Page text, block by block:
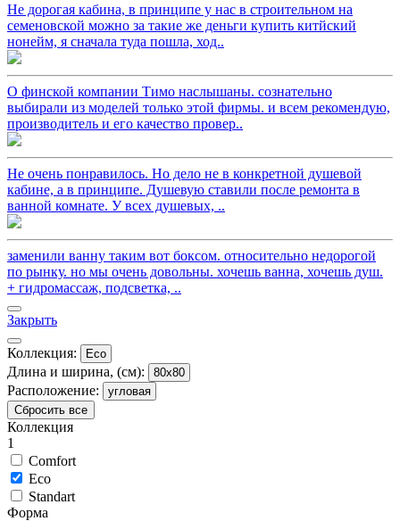
Не дорогая кабина, в принципе у нас в строительном на
семеновской можно за такие же деньги купить китйский
нонейм, я сначала туда пошла, ход..
О финской компании Тимо наслышаны. сознательно
выбирали из моделей только этой фирмы. и всем рекомендую,
производитель и его качество провер..
Не очень понравилось. Но дело не в конкретной душевой
кабине, а в принципе. Душевую ставили после ремонта в
ванной комнате. У всех душевых, ..
заменили ванну таким вот боксом. относительно недорогой
по рынку. но мы очень довольны. хочешь ванна, хочешь душ.
+ гидромассаж, подсветка, ..
Закрыть
Коллекция: Eco
Длина и ширина, (см): 80x80
Расположение:
угловая
Сбросить все
Коллекция
1
Comfort
Eco
Standart
Форма